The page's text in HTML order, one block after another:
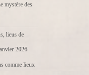
mystère des
lieus de
2026
comme lieux